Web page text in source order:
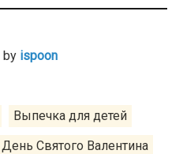
by ispoon
Выпечка для детей
День Святого Валентина